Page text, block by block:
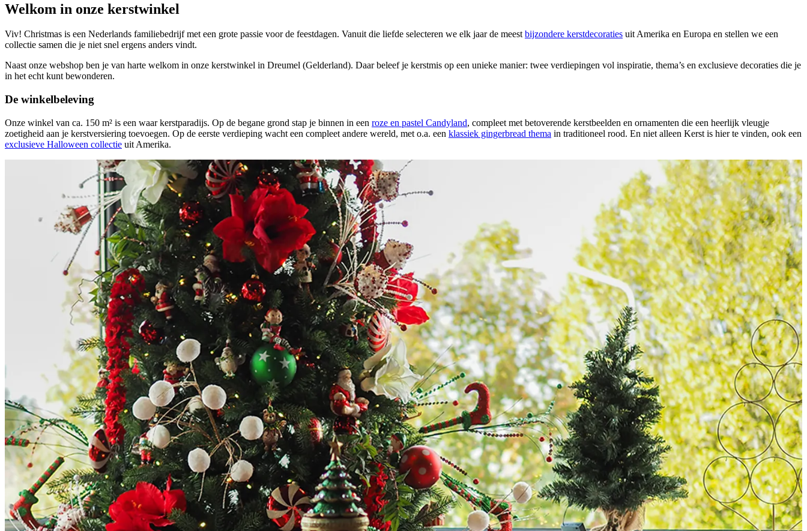
Welkom in onze kerstwinkel
Viv! Christmas is een Nederlands familiebedrijf met een grote passie voor de feestdagen. Vanuit die liefde selecteren we elk jaar de meestbijzondere kerstdecoraties uit Amerika en Europa en stellen we een
collectie samen die je niet snel ergens anders vindt.
Naast onze webshop ben je van harte welkom in onze kerstwinkel in Dreumel (Gelderland). Daar beleef je kerstmis op een unieke manier: twee verdiepingen vol inspiratie, thema’s en exclusieve decoraties die je
in het echt kunt bewonderen.
De winkelbeleving
Onze winkel van ca. 150 m² is een waar kerstparadijs. Op de begane grond stap je binnen in een roze en pastel Candyland, compleet met betoverende kerstbeelden en ornamenten die een heerlijk vleugje
zoetigheid aan je kerstversiering toevoegen. Op de eerste verdieping wacht een compleet andere wereld, met o.a. een klassiek gingerbread thema in traditioneel rood. En niet alleen Kerst is hier te vinden, ook een
exclusieve Halloween collectie uit Amerika.